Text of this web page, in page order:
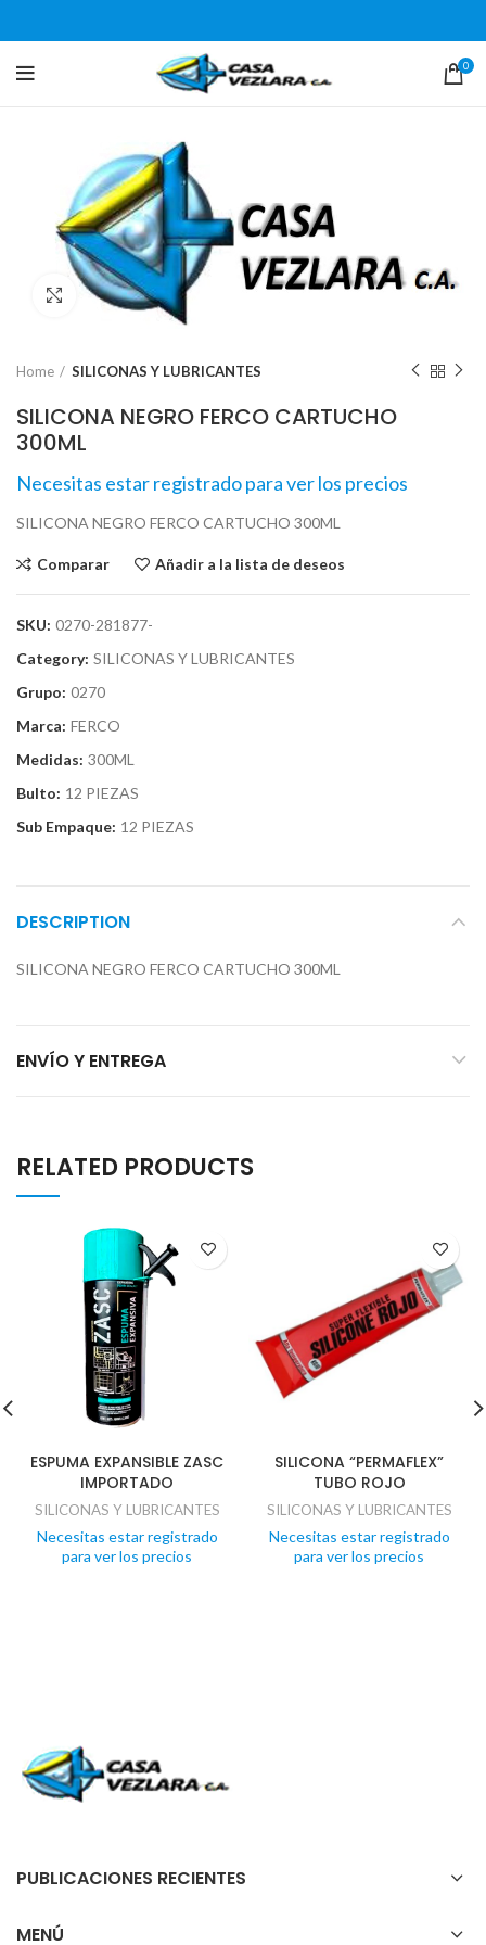
0
Click para agrandar
Home SILICONAS Y LUBRICANTES
SILICONA NEGRO FERCO CARTUCHO
300ML
Necesitas estar registrado para ver los precios
SILICONA NEGRO FERCO CARTUCHO 300ML
Comparar Añadir a la lista de deseos
SKU: 0270-281877-
Category: SILICONAS Y LUBRICANTES
Grupo: 0270
Marca: FERCO
Medidas: 300ML
Bulto: 12 PIEZAS
Sub Empaque: 12 PIEZAS
DESCRIPTION
SILICONA NEGRO FERCO CARTUCHO 300ML
ENVÍO Y ENTREGA
RELATED PRODUCTS
ESPUMA EXPANSIBLE ZASC
IMPORTADO
SILICONAS Y LUBRICANTES
Necesitas estar registrado
para ver los precios
SILICONA “PERMAFLEX”
TUBO ROJO
SILICONAS Y LUBRICANTES
Necesitas estar registrado
para ver los precios
PUBLICACIONES RECIENTES
MENÚ